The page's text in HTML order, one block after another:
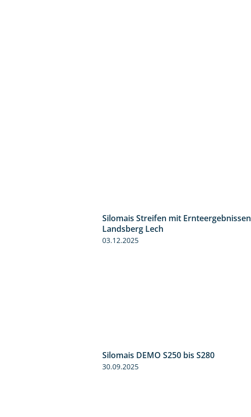
Silomais Streifen mit Ernteergebnissen
Landsberg Lech
03.12.2025
Silomais DEMO S250 bis S280
30.09.2025